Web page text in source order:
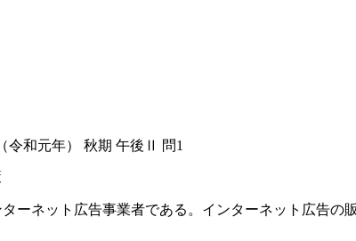
令和元年） 秋期 午後Ⅱ 問1
ーネット広告事業者である。インターネット広告